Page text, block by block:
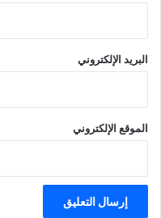
البريد الإلكتروني
الموقع الإلكتروني